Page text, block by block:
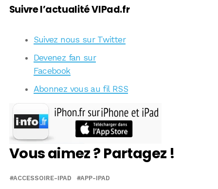
Suivre l’actualité VIPad.fr
Suivez nous sur Twitter
Devenez fan sur
Facebook
Abonnez vous au fil RSS
Vous aimez ? Partagez !
ACCESSOIRE-IPAD APP-IPAD